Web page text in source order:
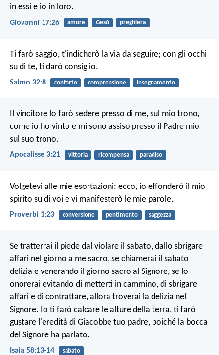
in essi e io in loro.
Giovanni 17:26 amore Gesù preghiera
Ti farò saggio, t'indicherò la via da seguire; con gli occhi
su di te, ti darò consiglio.
Salmo 32:8 conforto comprensione insegnamento
Il vincitore lo farò sedere presso di me, sul mio trono,
come io ho vinto e mi sono assiso presso il Padre mio
sul suo trono.
Apocalisse 3:21 vittoria ricompensa paradiso
Volgetevi alle mie esortazioni: ecco, io effonderò il mio
spirito su di voi e vi manifesterò le mie parole.
Proverbi 1:23 conversione pentimento saggezza
Se tratterrai il piede dal violare il sabato, dallo sbrigare
affari nel giorno a me sacro, se chiamerai il sabato
delizia e venerando il giorno sacro al Signore, se lo
onorerai evitando di metterti in cammino, di sbrigare
affari e di contrattare, allora troverai la delizia nel
Signore. Io ti farò calcare le alture della terra, ti farò
gustare l'eredità di Giacobbe tuo padre, poiché la bocca
del Signore ha parlato.
Isaia 58:13-14 sabato